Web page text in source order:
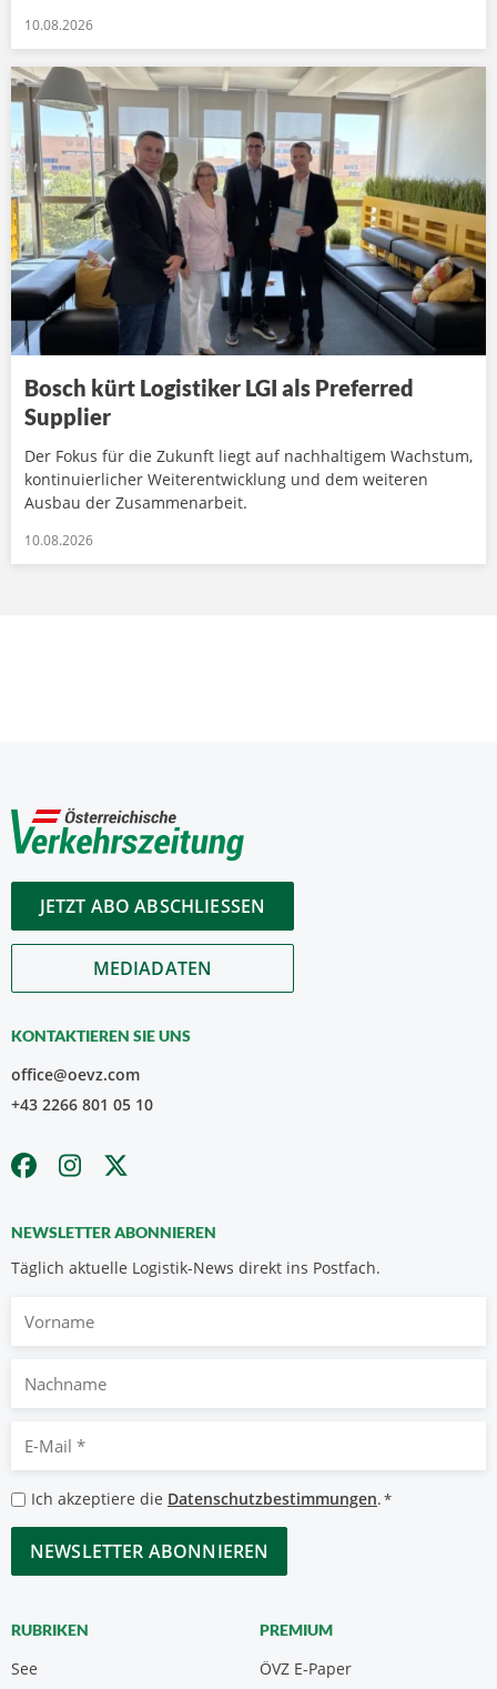
10.08.2026
Bosch kürt Logistiker LGI als Preferred
Supplier
Der Fokus für die Zukunft liegt auf nachhaltigem Wachstum,
kontinuierlicher Weiterentwicklung und dem weiteren
Ausbau der Zusammenarbeit.
10.08.2026
JETZT ABO ABSCHLIESSEN
MEDIADATEN
KONTAKTIEREN SIE UNS
office@oevz.com
+43 2266 801 05 10
NEWSLETTER ABONNIEREN
Täglich aktuelle Logistik-News direkt ins Postfach.
Nachname
Mail
*
Datenschutzbestimmungen
*
Ich akzeptiere die Datenschutzbestimmungen.*
CAPTCHA
RUBRIKEN
See
PREMIUM
ÖVZ E-Paper